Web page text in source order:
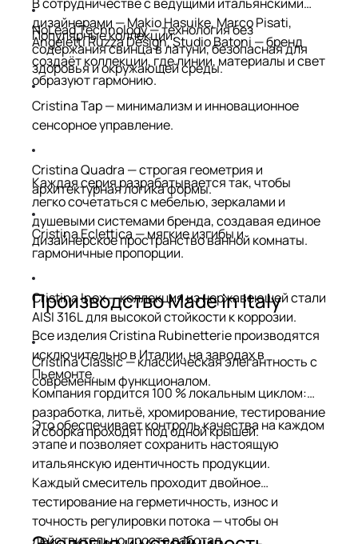
NoLead Technology — технология без
содержания свинца в латуни, безопасная для
здоровья и окружающей среды.
дизайнерами — Makio Hasuike, Marco Pisati,
Angeletti Ruzza Design, Studio Batoni — бренд
создаёт коллекции, где линии, материалы и свет
образуют гармонию.
Популярные коллекции:
Cristina Tap — минимализм и инновационное
сенсорное управление.
Cristina Quadra — строгая геометрия и
архитектурная логика формы.
Cristina Eclettica — мягкие изгибы и
гармоничные пропорции.
Cristina Inox — коллекция из нержавеющей стали
AISI 316L для высокой стойкости к коррозии.
Cristina Classic — классическая элегантность с
современным функционалом.
Каждая серия разрабатывается так, чтобы
легко сочетаться с мебелью, зеркалами и
душевыми системами бренда, создавая единое
дизайнерское пространство ванной комнаты.
Производство Made in Italy
Все изделия Cristina Rubinetterie производятся
исключительно в Италии, на заводах в
Пьемонте.
Компания гордится 100 % локальным циклом:
разработка, литьё, хромирование, тестирование
и сборка проходят под одной крышей.
Это обеспечивает контроль качества на каждом
этапе и позволяет сохранить настоящую
итальянскую идентичность продукции.
Каждый смеситель проходит двойное
тестирование на герметичность, износ и
точность регулировки потока — чтобы он
действительно просто работал.